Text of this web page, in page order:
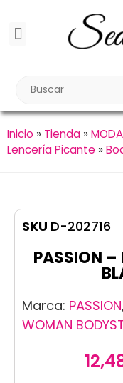
Inicio » Tienda »
Lencería Picante »
SKU D-202716
PASSION –
Marca: PASSION,
WOMAN